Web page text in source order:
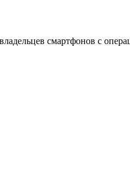
смартфонов с